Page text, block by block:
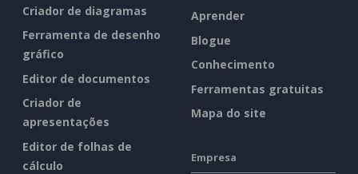
Criador de diagramas
Ferramenta de desenho
gráfico
Editor de documentos
Criador de
apresentações
Editor de folhas de
cálculo
Aprender
Blogue
Conhecimento
Ferramentas gratuitas
Mapa do site
Empresa